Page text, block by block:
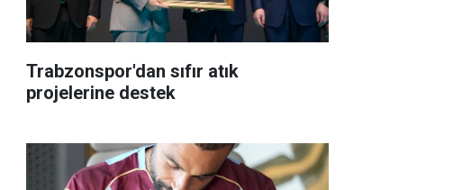
Trabzonspor'dan sıfır atık
projelerine destek